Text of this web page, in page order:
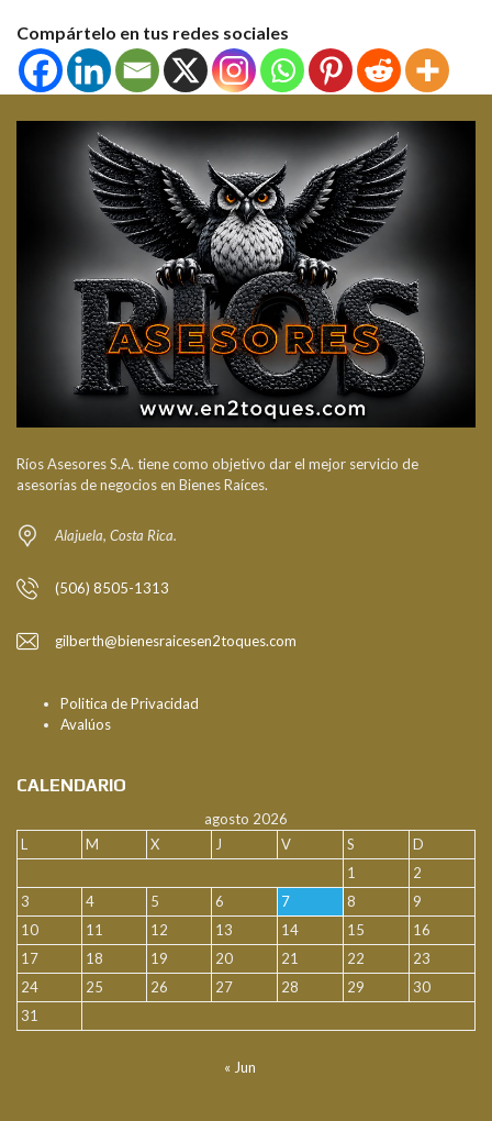
Compártelo en tus redes sociales
Ríos Asesores S.A. tiene como objetivo dar el mejor servicio de
asesorías de negocios en Bienes Raíces.
Alajuela, Costa Rica.
(506) 8505-1313
gilberth@bienesraicesen2toques.com
Politica de Privacidad
Avalúos
CALENDARIO
agosto 2026
L
M X J V S
D
1
2
3
4 5 6 7 8
9
10
11 12 13 14 15
16
17
18 19 20 21 22
23
24
25 26 27 28 29
30
31
« Jun